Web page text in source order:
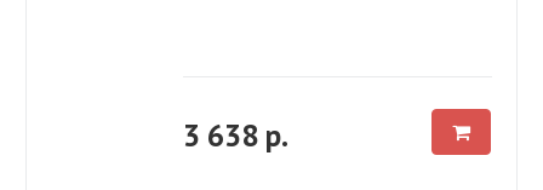
3 638 р.